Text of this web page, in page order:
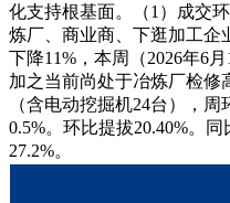
化支持根基面。（1）成交
炼厂、商业商、下逛加工企
下降11%，本周（2026年6
加之当前尚处于冶炼厂检修
（含电动挖掘机24台），
0.5%。环比提拔20.40%。
27.2%。